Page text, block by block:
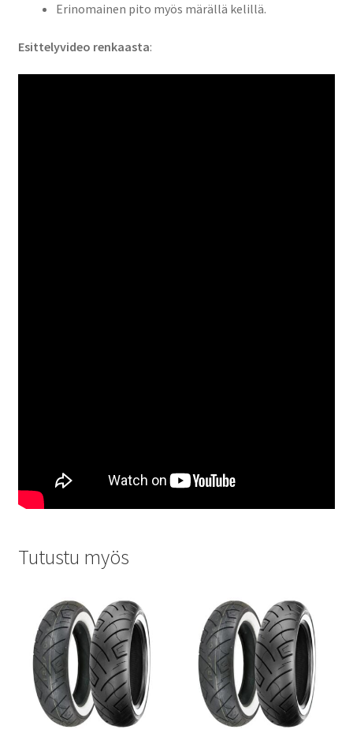
Erinomainen pito myös märällä kelillä.
Esittelyvideo renkaasta:
Tutustu myös